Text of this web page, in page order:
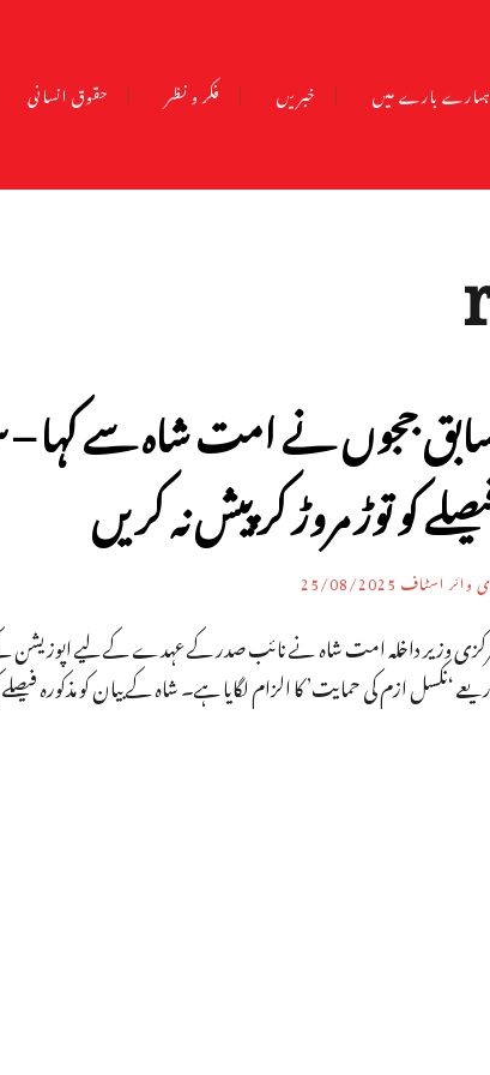
ہمارے بارے میں خبریں فکر و نظر حقوق انسانی
ججوں نے امت شاہ سے کہا
کو توڑ مروڑ کر پیش نہ کریں
وائر اسٹاف25/08/2025
وزیر داخلہ امت شاہ نے نائب صدر کے عہدے کے لیے اپوزیشن
‘نکسل ازم کی حمایت’ کا الزام لگایا ہے۔ شاہ کے بیان کو مذکورہ